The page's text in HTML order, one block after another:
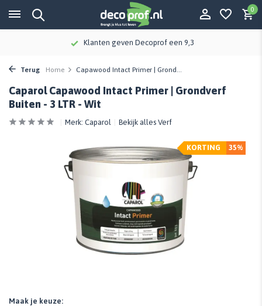
0
Klanten geven Decoprof een 9,3
Terug Home Capawood Intact Primer | Grond...
Caparol Capawood Intact Primer | Grondverf
Buiten - 3 LTR - Wit
Merk: Caparol Bekijk alles Verf
35%
KORTING
Maak je keuze: